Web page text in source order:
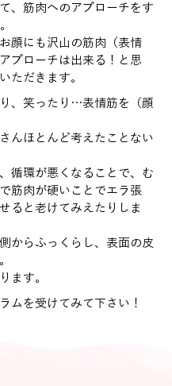
、筋肉へのアプローチをす
顔にも沢山の筋肉（表情
プローチは出来る！と思
ただきます。
、笑ったり…表情筋を（顔
んほとんど考えたことない
循環が悪くなることで、む
筋肉が硬いことでエラ張
ると老けてみえたりしま
からふっくらし、表面の皮
ます。
ムを受けてみて下さい！